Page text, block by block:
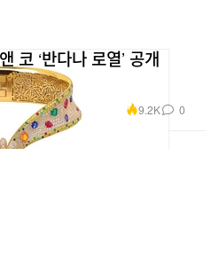
코 ‘반다나 로열’ 공개
.
9.2K 0